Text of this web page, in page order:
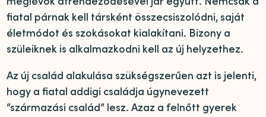
fiatal párnak kell társként összecsiszolódni, saját
életmódot és szokásokat kialakítani. Bizony a
szüleiknek is alkalmazkodni kell az új helyzethez.
Az új család alakulása szükségszerűen azt is jelenti,
hogy a fiatal addigi családja úgynevezett
“származási család” lesz. Azaz a felnőtt gyerek